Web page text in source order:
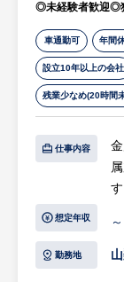
○
調
※
等
◎未経験者歓迎◎
車通勤可 年間
設立10年以上の会社
残業少なめ(20時間
仕事内容
す
想定年収 ～
勤務地